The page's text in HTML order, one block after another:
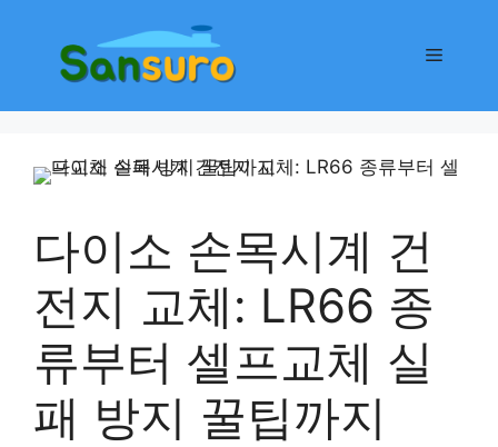
메
다이소 손목시계 건
전지 교체: LR66 종
류부터 셀프교체 실
패 방지 꿀팁까지